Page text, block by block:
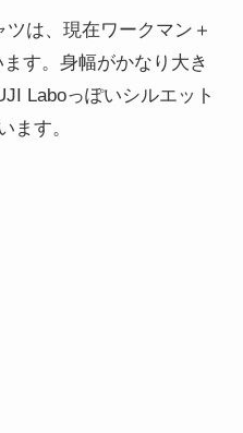
は、現在ワークマン＋
す。身幅がかなり大き
Laboっぽいシルエット
ます。